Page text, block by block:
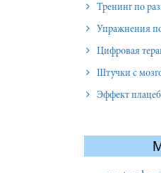
Тренинг по
Упражнения
Цифровая
Штучки с
Эффект плацебо для